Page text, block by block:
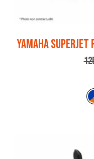
YAMAHA SUPERJET